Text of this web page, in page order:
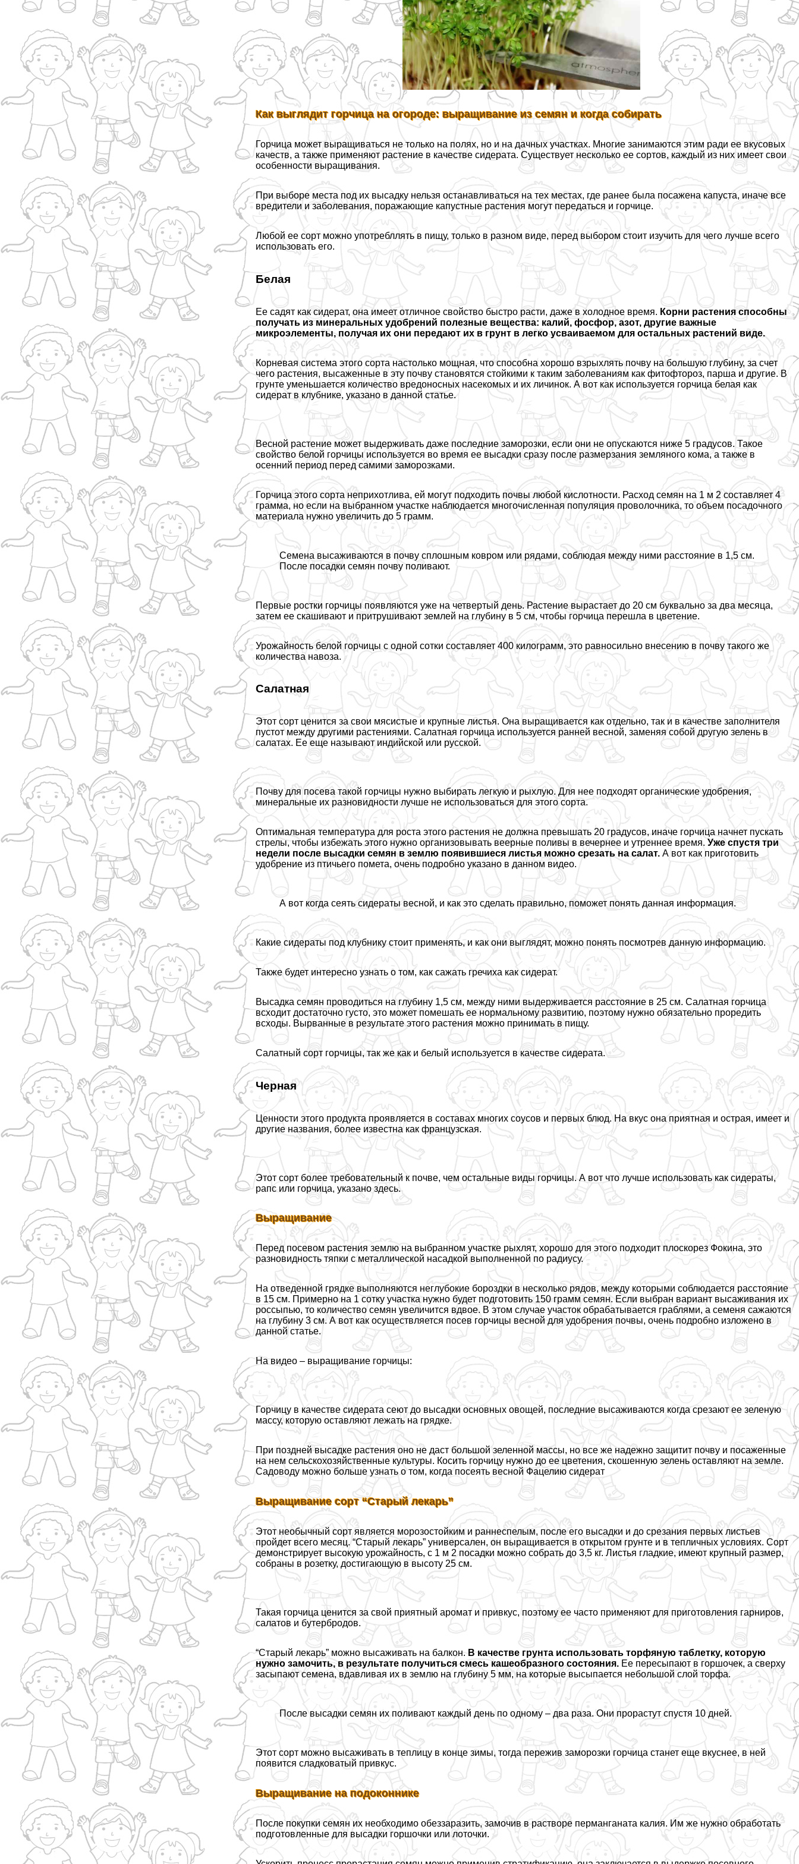
Как выглядит горчица на огороде: выращивание из семян и когда собирать
Горчица может выращиваться не только на полях, но и на дачных участках. Многие занимаются этим ради ее вкусовых
качеств, а также применяют растение в качестве сидерата. Существует несколько ее сортов, каждый из них имеет свои
особенности выращивания.
При выборе места под их высадку нельзя останавливаться на тех местах, где ранее была посажена капуста, иначе все
вредители и заболевания, поражающие капустные растения могут передаться и горчице.
Любой ее сорт можно употрeбллять в пищу, только в разном виде, перед выбором стоит изучить для чего лучше всего
использовать его.
Белая
Ее садят как сидерат, она имеет отличное свойство быстро расти, даже в холодное время. Корни растения способны
получать из минеральных удобрений полезные вещества: калий, фосфор, азот, другие важные
микроэлементы, получая их они передают их в грунт в легко усваиваемом для остальных растений виде.
Корневая система этого сорта настолько мощная, что способна хорошо взрыхлять почву на большую глубину, за счет
чего растения, высаженные в эту почву становятся стойкими к таким заболеваниям как фитофтороз, парша и другие. В
грунте уменьшается количество вредоносных насекомых и их личинок. А вот как используется горчица белая как
сидерат в клубнике, указано в данной статье.
Весной растение может выдерживать даже последние заморозки, если они не опускаются ниже 5 градусов. Такое
свойство белой горчицы используется во время ее высадки сразу после размерзания земляного кома, а также в
осенний период перед самими заморозками.
Горчица этого сорта неприхотлива, ей могут подходить почвы любой кислотности. Расход семян на 1 м 2 составляет 4
грамма, но если на выбранном участке наблюдается многочисленная популяция проволочника, то объем посадочного
материала нужно увеличить до 5 грамм.
Семена высаживаются в почву сплошным ковром или рядами, соблюдая между ними расстояние в 1,5 см.
После посадки семян почву поливают.
Первые ростки горчицы появляются уже на четвертый день. Растение вырастает до 20 см буквально за два месяца,
затем ее скашивают и притрушивают землей на глубину в 5 см, чтобы горчица перешла в цветение.
Урожайность белой горчицы с одной сотки составляет 400 килограмм, это равносильно внесению в почву такого же
количества навоза.
Салатная
Этот сорт ценится за свои мясистые и крупные листья. Она выращивается как отдельно, так и в качестве заполнителя
пустот между другими растениями. Салатная горчица используется ранней весной, заменяя собой другую зелень в
салатах. Ее еще называют индийской или русской.
Почву для посева такой горчицы нужно выбирать легкую и рыхлую. Для нее подходят органические удобрения,
минеральные их разновидности лучше не использоваться для этого сорта.
Оптимальная температура для роста этого растения не должна превышать 20 градусов, иначе горчица начнет пускать
стрелы, чтобы избежать этого нужно организовывать веерные поливы в вечернее и утреннее время.Уже спустя три
недели после высадки семян в землю появившиеся листья можно срезать на салат. А вот как приготовить
удобрение из птичьего помета, очень подробно указано в данном видео.
А вот когда сеять сидераты весной, и как это сделать правильно, поможет понять данная информация.
Какие сидераты под клубнику стоит применять, и как они выглядят, можно понять посмотрев данную информацию.
Также будет интересно узнать о том, как сажать гречиха как сидерат.
Высадка семян проводиться на глубину 1,5 см, между ними выдерживается расстояние в 25 см. Салатная горчица
всходит достаточно густо, это может помешать ее нормальному развитию, поэтому нужно обязательно проредить
всходы. Вырванные в результате этого растения можно принимать в пищу.
Салатный сорт горчицы, так же как и белый используется в качестве сидерата.
Черная
Ценности этого продукта проявляется в составах многих соусов и первых блюд. На вкус она приятная и острая, имеет и
другие названия, более известна как французская.
Этот сорт более требовательный к почве, чем остальные виды горчицы. А вот что лучше использовать как сидераты,
рапс или горчица, указано здесь.
Выращивание
Перед посевом растения землю на выбранном участке рыхлят, хорошо для этого подходит плоскорез Фокина, это
разновидность тяпки с металлической насадкой выполненной по радиусу.
На отведенной грядке выполняются неглубокие бороздки в несколько рядов, между которыми соблюдается расстояние
в 15 см. Примерно на 1 сотку участка нужно будет подготовить 150 грамм семян. Если выбран вариант высаживания их
россыпью, то количество семян увеличится вдвое. В этом случае участок обpaбатывается граблями, а семеня сажаются
на глубину 3 см. А вот как осуществляется посев горчицы весной для удобрения почвы, очень подробно изложено в
данной статье.
На видео – выращивание горчицы:
Горчицу в качестве сидерата сеют до высадки основных овощей, последние высаживаются когда срезают ее зеленую
массу, которую оставляют лежать на грядке.
При поздней высадке растения оно не даст большой зеленной массы, но все же надежно защитит почву и посаженные
на нем сельскохозяйственные культуры. Косить горчицу нужно до ее цветения, скошенную зелень оставляют на земле.
Садоводу можно больше узнать о том, когда посеять весной Фацелию сидерат
Выращивание сорт “Старый лекарь”
Этот необычный сорт является морозостойким и раннеспелым, после его высадки и до срезания первых листьев
пройдет всего месяц. “Старый лекарь” универсален, он выращивается в открытом грунте и в тепличных условиях. Сорт
демонстрирует высокую урожайность, с 1 м 2 посадки можно собрать до 3,5 кг. Листья гладкие, имеют крупный размер,
собраны в розетку, достигающую в высоту 25 см.
Такая горчица ценится за свой приятный аромат и привкус, поэтому ее часто применяют для приготовления гарниров,
салатов и бутербродов.
“Старый лекарь” можно высаживать на балкон. В качестве грунта использовать торфяную таблетку, которую
нужно замочить, в результате получиться смесь кашеобразного состояния. Ее пересыпают в горшочек, а сверху
засыпают семена, вдавливая их в землю на глубину 5 мм, на которые высыпается небольшой слой торфа.
После высадки семян их поливают каждый день по одному – два раза. Они прорастут спустя 10 дней.
Этот сорт можно высаживать в теплицу в конце зимы, тогда пережив заморозки горчица станет еще вкуснее, в ней
появится сладковатый привкус.
Выращивание на подоконнике
После покупки семян их необходимо обеззаразить, замочив в растворе перманганата калия. Им же нужно обработать
подготовленные для высадки горшочки или лоточки.